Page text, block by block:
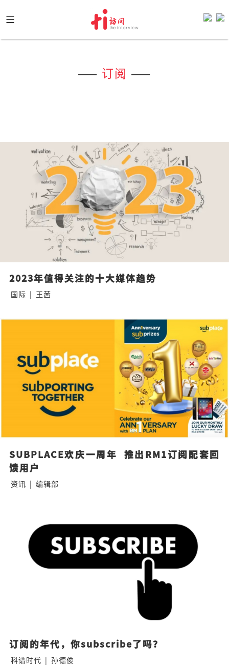
to
content
—— 订阅 ——
2023年值得关注的十大媒体趋势
国际 | 王茜
SUBPLACE欢庆一周年  推出RM1订阅配套回
馈用户
资讯 | 编辑部
订阅的年代，你subscribe了吗？
科谱时代 | 孙德俊